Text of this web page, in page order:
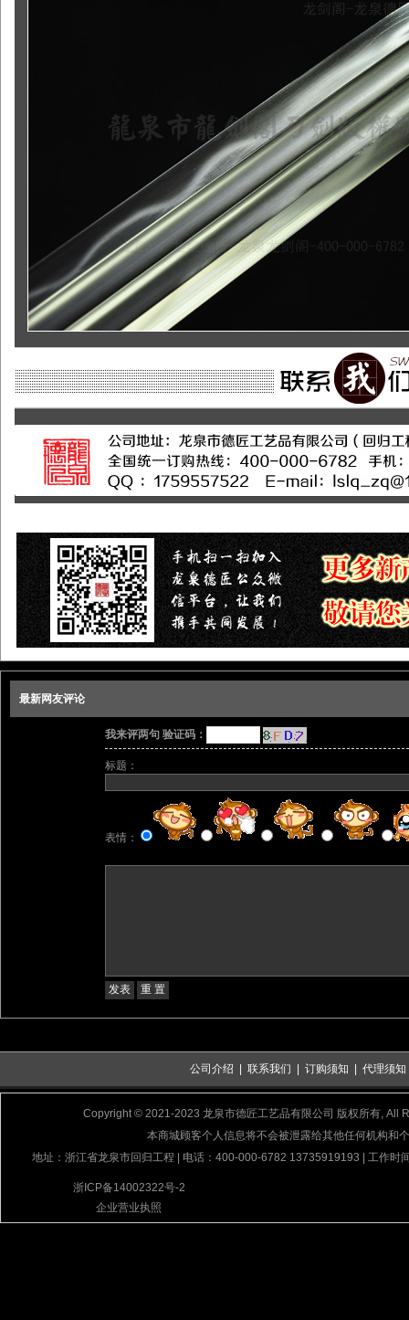
最新网友评论
我来评两句 验证码：
标题：
表情：
公司介绍 联系我们 订购须知 代理须知
Copyright © 2021-2023 龙泉市德匠工艺品有限公司 版权所有, All
本商城顾客个人信息将不会被泄露给其他任何机构和
地址：浙江省龙泉市回归工程 | 电话：400-000-6782 13735919193 | 工作时
浙ICP备14002322号-2
企业营业执照